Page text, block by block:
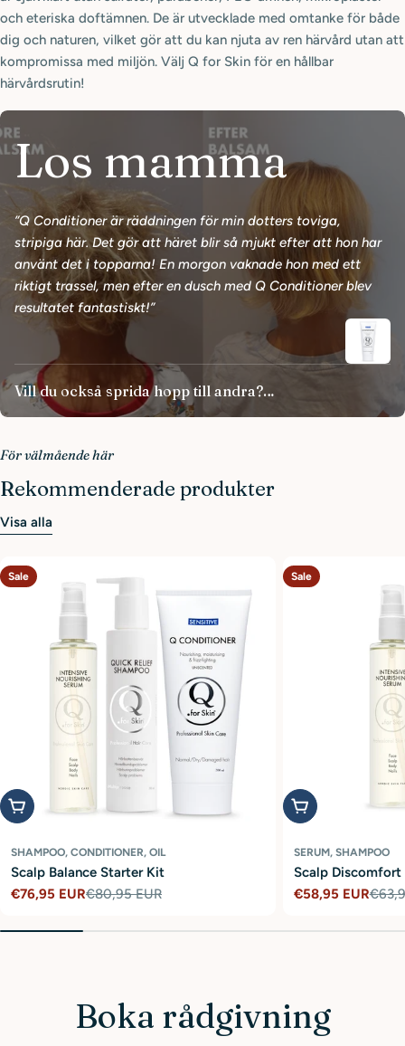
och eteriska doftämnen. De är utvecklade med omtanke för både
dig och naturen, vilket gör att du kan njuta av ren härvård utan att
kompromissa med miljön. Välj Q for Skin för en hållbar
härvårdsrutin!
Los mamma
”Q Conditioner är räddningen för min dotters toviga,
stripiga här. Det gör att häret blir så mjukt efter att hon har
använt det i topparna! En morgon vaknade hon med ett
riktigt trassel, men efter en dusch med Q Conditioner blev
resultatet fantastiskt!”
Vill du också sprida hopp till andra?
Hör av dig till oss!
För välmående här
Rekommenderade produkter
Visa alla
Sale
Add to cart
SHAMPOO, CONDITIONER, OIL
Scalp Balance Starter Kit
Sale
€76,95 EUR
Regular
€80,95 EUR
Sale
Add to cart
SERUM, SHAMPOO
Scalp
Sale
€58,95 EUR
Regular
Boka rådgivning